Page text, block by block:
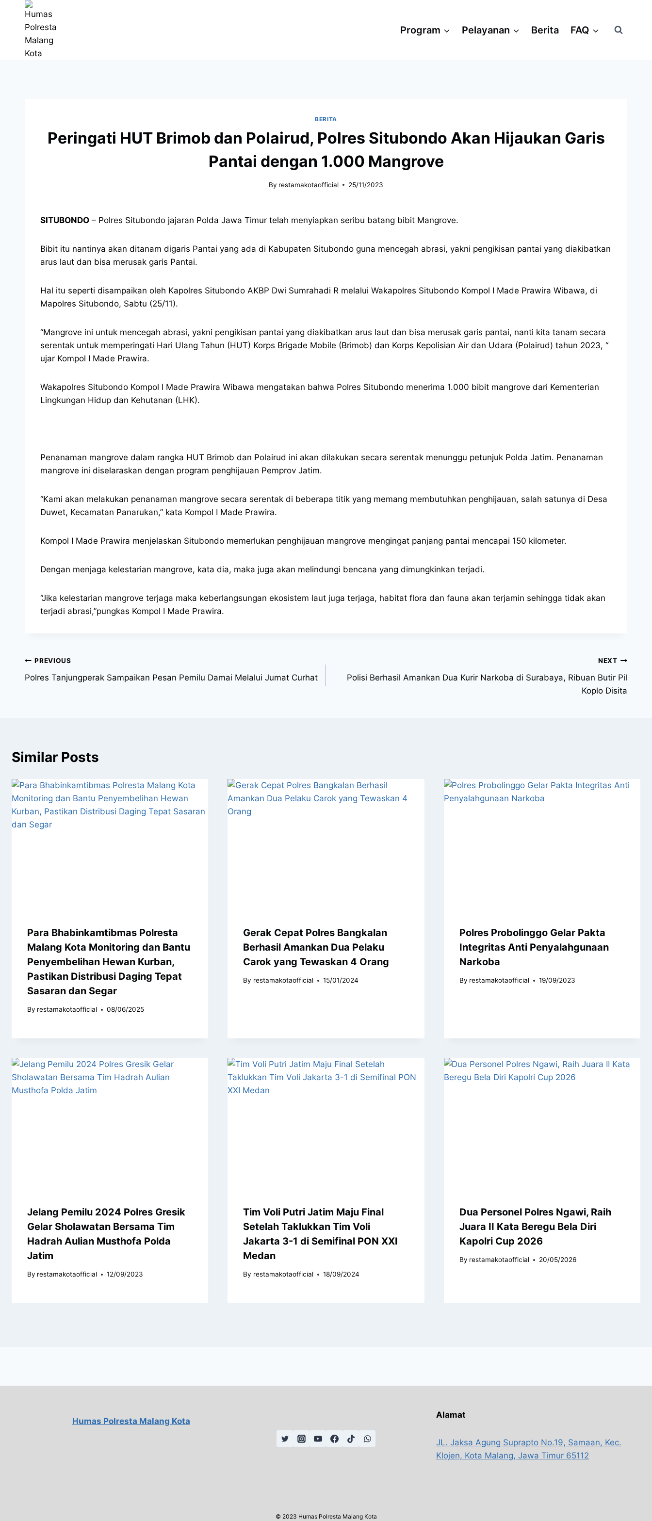
Program Pelayanan Berita FAQ
BERITA
Peringati HUT Brimob dan Polairud, Polres Situbondo Akan Hijaukan Garis
Pantai dengan 1.000 Mangrove
By restamakotaofficial 25/11/2023
SITUBONDO – Polres Situbondo jajaran Polda Jawa Timur telah menyiapkan seribu batang bibit Mangrove.
Bibit itu nantinya akan ditanam digaris Pantai yang ada di Kabupaten Situbondo guna mencegah abrasi, yakni pengikisan pantai yang diakibatkan
arus laut dan bisa merusak garis Pantai.
Hal itu seperti disampaikan oleh Kapolres Situbondo AKBP Dwi Sumrahadi R melalui Wakapolres Situbondo Kompol I Made Prawira Wibawa, di
Mapolres Situbondo, Sabtu (25/11).
“Mangrove ini untuk mencegah abrasi, yakni pengikisan pantai yang diakibatkan arus laut dan bisa merusak garis pantai, nanti kita tanam secara
serentak untuk memperingati Hari Ulang Tahun (HUT) Korps Brigade Mobile (Brimob) dan Korps Kepolisian Air dan Udara (Polairud) tahun 2023, “
ujar Kompol I Made Prawira.
Wakapolres Situbondo Kompol I Made Prawira Wibawa mengatakan bahwa Polres Situbondo menerima 1.000 bibit mangrove dari Kementerian
Lingkungan Hidup dan Kehutanan (LHK).
Penanaman mangrove dalam rangka HUT Brimob dan Polairud ini akan dilakukan secara serentak menunggu petunjuk Polda Jatim. Penanaman
mangrove ini diselaraskan dengan program penghijauan Pemprov Jatim.
“Kami akan melakukan penanaman mangrove secara serentak di beberapa titik yang memang membutuhkan penghijauan, salah satunya di Desa
Duwet, Kecamatan Panarukan,” kata Kompol I Made Prawira.
Kompol I Made Prawira menjelaskan Situbondo memerlukan penghijauan mangrove mengingat panjang pantai mencapai 150 kilometer.
Dengan menjaga kelestarian mangrove, kata dia, maka juga akan melindungi bencana yang dimungkinkan terjadi.
“Jika kelestarian mangrove terjaga maka keberlangsungan ekosistem laut juga terjaga, habitat flora dan fauna akan terjamin sehingga tidak akan
terjadi abrasi,”pungkas Kompol I Made Prawira.
PREVIOUS
Polres Tanjungperak Sampaikan Pesan Pemilu Damai Melalui Jumat Curhat
NEXT
Polisi Berhasil Amankan Dua Kurir Narkoba di Surabaya, Ribuan Butir Pil
Koplo Disita
Similar Posts
Para Bhabinkamtibmas Polresta
Malang Kota Monitoring dan Bantu
Penyembelihan Hewan Kurban,
Pastikan Distribusi Daging Tepat
Sasaran dan Segar
By restamakotaofficial 08/06/2025
Gerak Cepat Polres Bangkalan
Berhasil Amankan Dua Pelaku
Carok yang Tewaskan 4 Orang
By restamakotaofficial 15/01/2024
Polres Probolinggo Gelar Pakta
Integritas Anti Penyalahgunaan
Narkoba
By restamakotaofficial 19/09/2023
Jelang Pemilu 2024 Polres Gresik
Gelar Sholawatan Bersama Tim
Hadrah Aulian Musthofa Polda
Jatim
By restamakotaofficial 12/09/2023
Tim Voli Putri Jatim Maju Final
Setelah Taklukkan Tim Voli
Jakarta 3-1 di Semifinal PON XXI
Medan
By restamakotaofficial 18/09/2024
Dua Personel Polres Ngawi, Raih
Juara II Kata Beregu Bela Diri
Kapolri Cup 2026
By restamakotaofficial 20/05/2026
Humas Polresta Malang Kota
Alamat
JL. Jaksa Agung Suprapto No.19, Samaan, Kec.
Klojen, Kota Malang, Jawa Timur 65112
© 2023 Humas Polresta Malang Kota